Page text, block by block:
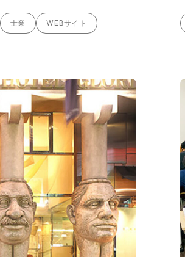
士業 WEBサイト